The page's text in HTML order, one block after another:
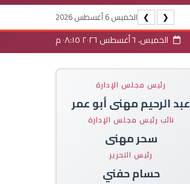
❮
❯ الخميس 6 أغسطس 2026
الخميس، ٦ أغسطس ٢٠٢٦ ٠٨:١٥ م
رئيس مجلس الإدارة
عبد الرحيم مهنى أبو عمر
نائب رئيس مجلس الإدارة
سحر مهنى
رئيس التحرير
حسام حفني